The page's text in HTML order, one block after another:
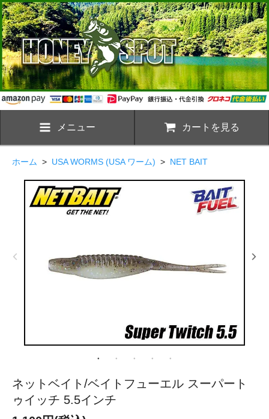
メニュー カートを見る
ホーム > USA WORMS (USA ワーム) > NET BAIT
ネットベイト/ベイトフューエル スーパート
ゥイッチ 5.5インチ